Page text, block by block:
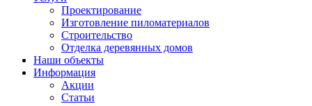
Проектирование
Изготовление пиломатериалов
Строительство
Отделка деревянных домов
Наши объекты
Информация
Акции
Статьи